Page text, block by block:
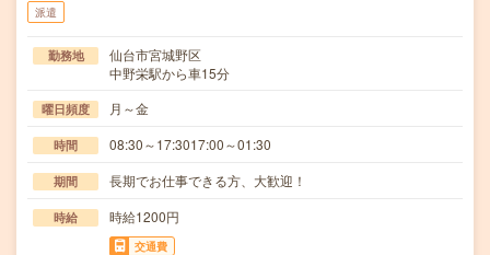
派遣
勤務地
仙台市宮城野区
中野栄駅から車15分
曜日頻度 月～金
時間 08:30～17:3017:00～01:30
期間 長期でお仕事できる方、大歓迎！
時給 時給1200円
交通費